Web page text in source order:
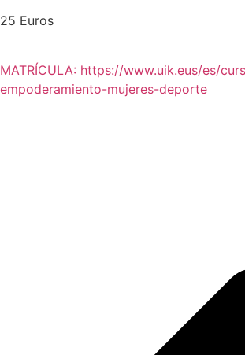
25 Euros
MATRÍCULA: https://www.uik.eus/es/
empoderamiento-mujeres-deporte